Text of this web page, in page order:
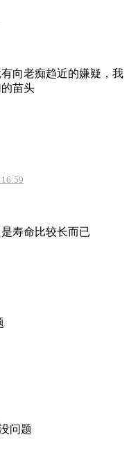
向老痴趋近的嫌疑，我
苗头
寿命比较长而已
问题